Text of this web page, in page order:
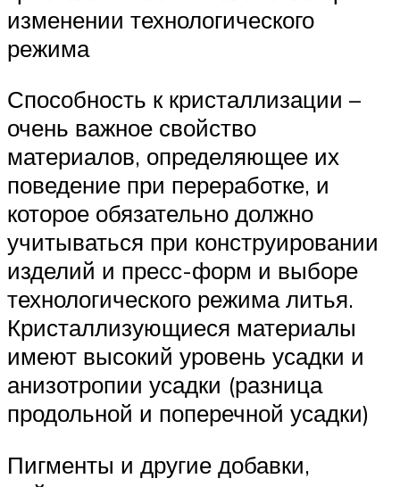
изменении технологического
режима
Способность к кристаллизации –
очень важное свойство
материалов, определяющее их
поведение при переработке, и
которое обязательно должно
учитываться при конструировании
изделий и пресс-форм и выборе
технологического режима литья.
Кристаллизующиеся материалы
имеют высокий уровень усадки и
анизотропии усадки (разница
продольной и поперечной усадки)
Пигменты и другие добавки,